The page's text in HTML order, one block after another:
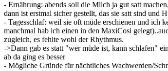
- Ernährung: abends soll die Milch ja gut satt
dann ist erstmal sicher gestellt, das sie satt sind und
- Tagesschlaf: weil sie oft müde erschienen und ich
manchmal hab ich einen in den MaxiCosi
zugleich, es fehlte wohl der Rhythmus.
->Dann gab es statt "wer müde ist, kann schlafen"
ab da ging es besser
- Mögliche Gründe für nächtliches Wachwerden/